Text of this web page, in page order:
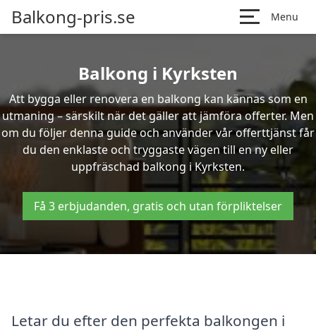
Balkong-pris.se Menu
Balkong i Kyrksten
Att bygga eller renovera en balkong kan kännas som en
utmaning – särskilt när det gäller att jämföra offerter. Men
om du följer denna guide och använder vår offerttjänst får
du den enklaste och tryggaste vägen till en ny eller
uppfräschad balkong i Kyrksten.
Få 3 erbjudanden, gratis och utan förpliktelser
Letar du efter den perfekta balkongen i